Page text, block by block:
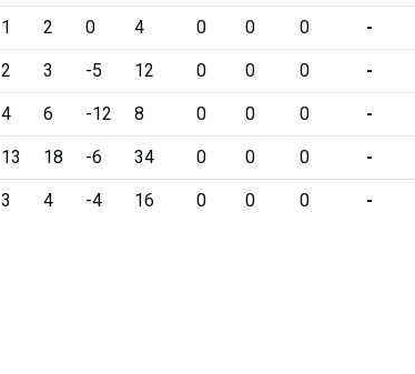
1 2 0 4 0 0 0 -
2 3 -5 12 0 0 0 -
4 6 -12 8 0 0 0 -
13 18 -6 34 0 0 0 -
3 4 -4 16 0 0 0 -